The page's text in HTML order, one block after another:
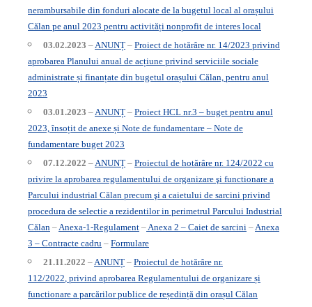
nerambursabile din fonduri alocate de la bugetul local al orașului
Călan pe anul 2023 pentru activități nonprofit de interes local
03.02.2023 –ANUNȚ – Proiect de hotărâre nr. 14/2023 privind
aprobarea Planului anual de acțiune privind serviciile sociale
administrate și finanțate din bugetul orașului Călan, pentru anul
2023
03.01.2023 –ANUNȚ – Proiect HCL nr.3 – buget pentru anul
2023, însoțit de anexe și Note de fundamentare – Note de
fundamentare buget 2023
07.12.2022 –ANUNȚ – Proiectul de hotărâre nr. 124/2022 cu
privire la aprobarea regulamentului de organizare şi functionare a
Parcului industrial Călan precum şi a caietului de sarcini privind
procedura de selectie a rezidentilor in perimetrul Parcului Industrial
Călan –Anexa-1-Regulament –Anexa 2 – Caiet de sarcini –Anexa
3 – Contracte cadru – Formulare
21.11.2022 –ANUNȚ – Proiectul de hotărâre nr.
112/2022, privind aprobarea Regulamentului de organizare și
functionare a parcărilor publice de reședință din orașul Călan